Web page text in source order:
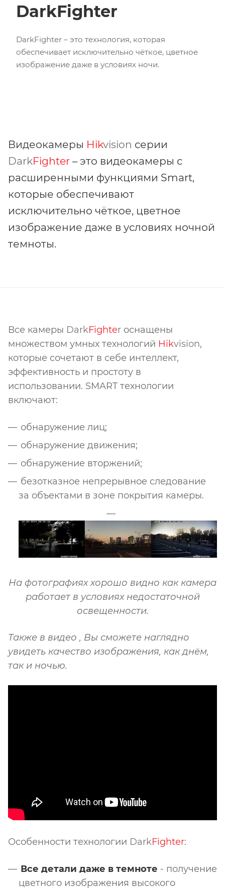
DarkFighter
DarkFighter – это технология, которая
обеспечивает исключительно чёткое, цветное
изображение даже в условиях ночи.
Видеокамеры Hikvision серии
DarkFighter – это видеокамеры с
расширенными функциями Smart,
которые обеспечивают
исключительно чёткое, цветное
изображение даже в условиях ночной
темноты.
Все камеры DarkFighter оснащены
множеством умных технологий Hikvision,
которые сочетают в себе интеллект,
эффективность и простоту в
использовании. SMART технологии
включают:
обнаружение лиц;
обнаружение движения;
обнаружение вторжений;
безотказное непрерывное следование
за объектами в зоне покрытия камеры.
На фотографиях хорошо видно как камера
работает в условиях недостаточной
освещенности.
Также в видео , Вы сможете наглядно
увидеть качество изображения, как днём,
так и ночью.
Особенности технологии DarkFighter:
Все детали даже в темноте - получение
цветного изображения высокого